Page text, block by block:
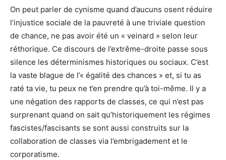
On peut parler de cynisme quand d’aucuns osent réduire
l’injustice sociale de la pauvreté à une triviale question
de chance, ne pas avoir été un « veinard » selon leur
réthorique. Ce discours de l’extrême-droite passe sous
silence les déterminismes historiques ou sociaux. C’est
la vaste blague de l’« égalité des chances » et, si tu as
raté ta vie, tu peux ne t’en prendre qu’à toi-même. Il y a
une négation des rapports de classes, ce qui n’est pas
surprenant quand on sait qu’historiquement les régimes
fascistes/fascisants se sont aussi construits sur la
collaboration de classes via l’embrigadement et le
corporatisme.